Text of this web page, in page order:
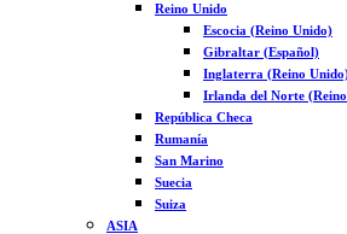
Reino Unido
Escocia (Reino Unido)
Gibraltar (Español)
Inglaterra (Reino
Irlanda del Norte
República Checa
Rumanía
San Marino
Suecia
Suiza
ASIA